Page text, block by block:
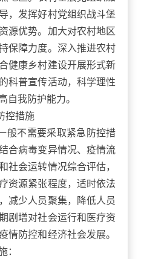
，发挥好村党组织战斗堡
源优势。加大对农村地区
保障力度。深入推进农村
健康乡村建设开展形式新
科普宣传活动，科学理性
自我防护能力。
控措施
般不需要采取紧急防控措
合病毒变异情况、疫情流
社会运转情况综合评估，
资源紧张程度，适时依法
减少人员聚集，降低人员
剧增对社会运行和医疗资
情防控和经济社会发展。
：